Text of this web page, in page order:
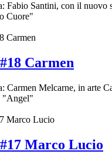
Fabio Santini, con il nuovo
Cuore"
Carmen
Carmen Melcarne, in arte
"Angel"
Marco Lucio